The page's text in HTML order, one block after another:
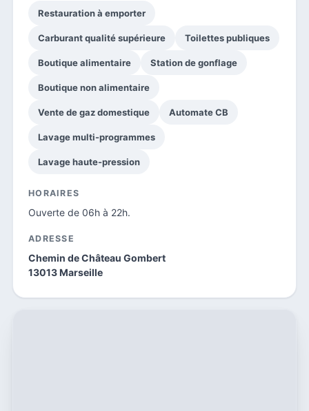
Restauration à emporter
Carburant qualité supérieure Toilettes publiques
Boutique alimentaire Station de gonflage
Boutique non alimentaire
Vente de gaz domestique Automate CB
Lavage multi-programmes
Lavage haute-pression
HORAIRES
Ouverte de 06h à 22h.
ADRESSE
Chemin de Château Gombert
13013 Marseille